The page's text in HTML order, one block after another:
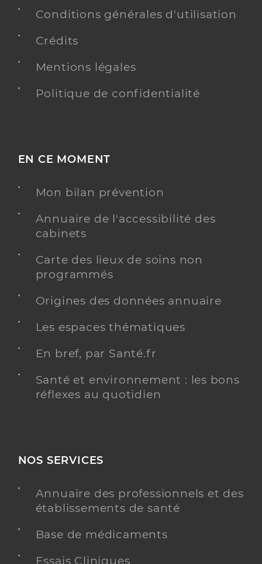
Conditions générales d'utilisation
Crédits
Mentions légales
Politique de confidentialité
EN CE MOMENT
Mon bilan prévention
Annuaire de l'accessibilité des
cabinets
Carte des lieux de soins non
programmés
Origines des données annuaire
Les espaces thématiques
En bref, par Santé.fr
Santé et environnement : les bons
réflexes au quotidien
NOS SERVICES
Annuaire des professionnels et des
établissements de santé
Base de médicaments
Essais Cliniques